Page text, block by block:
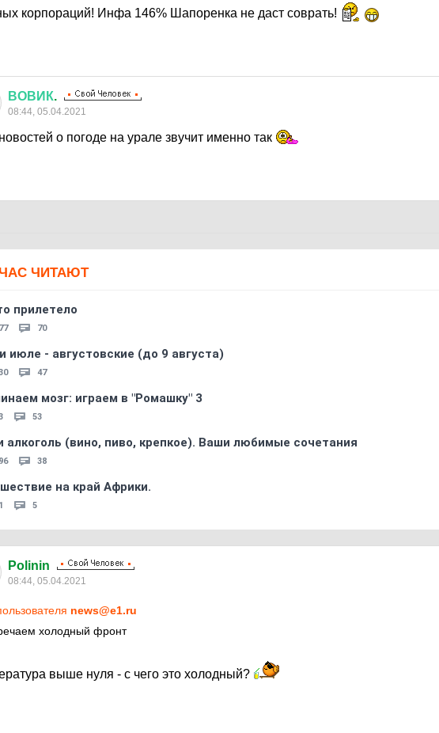
корпораций! Инфа 146% Шапоренка не даст соврать!
ВОВИК.
08:44, 05.04.2021
о погоде на урале звучит именно так
ЧИТАЮТ
прилетело
70
июле - августовские (до 9 августа)
47
мозг: играем в "Ромашку" 3
53
алкоголь (вино, пиво, крепкое). Ваши любимые сочетания
38
на край Африки.
5
Polinin
08:44, 05.04.2021
news@e1.ru
холодный фронт
выше нуля - с чего это холодный?